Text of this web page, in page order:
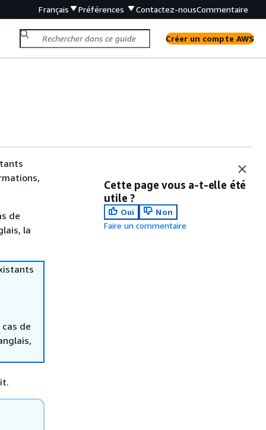
Français Préférences Contactez-nousCommentaire
Créer un compte AWS
de
la
de
Cette page vous a-t-elle été
utile ?
Oui
Non
Faire un commentaire